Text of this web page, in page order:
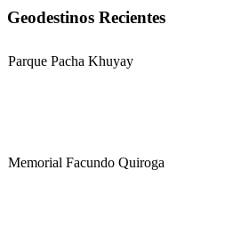
Geodestinos Recientes
Parque Pacha Khuyay
Memorial Facundo Quiroga